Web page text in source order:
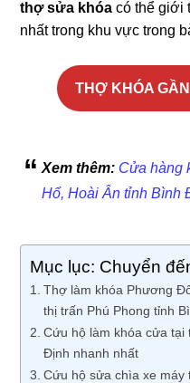
thợ sửa khóa có thể giới
nhất trong khu vực trong
THỢ KHÓA
Xem thêm: Cửa hàng
Hổ, Hoài Ân tỉnh Bình
Mục lục: Chuyển
Thợ làm khóa Phương
thị trấn Phú Phong tỉnh
Cứu hộ làm khóa cửa tại
Định nhanh nhất
Cứu hộ sửa chìa xe máy